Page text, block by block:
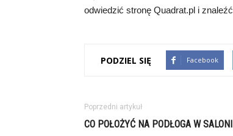
odwiedzić stronę Quadrat.pl i
PODZIEL SIĘ Facebook
Poprzedni artykuł
CO POŁOŻYĆ NA PODŁOGA W